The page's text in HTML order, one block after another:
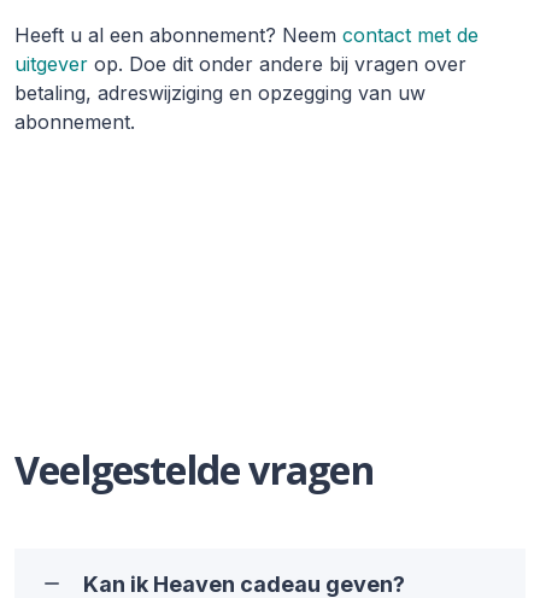
Heeft u al een abonnement? Neem contact met de
uitgever op. Doe dit onder andere bij vragen over
betaling, adreswijziging en opzegging van uw
abonnement.
Veelgestelde vragen
Kan ik Heaven cadeau geven?